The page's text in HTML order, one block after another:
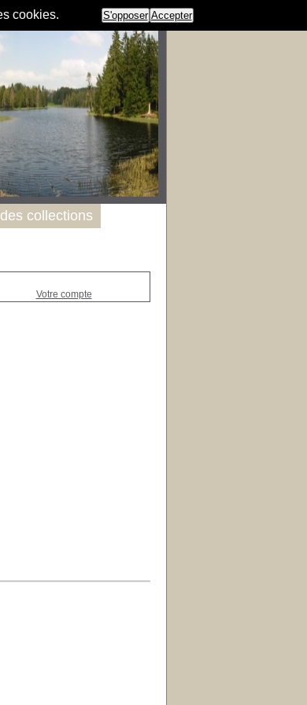
cookies. S'opposer Accepter
Votre compte
collections